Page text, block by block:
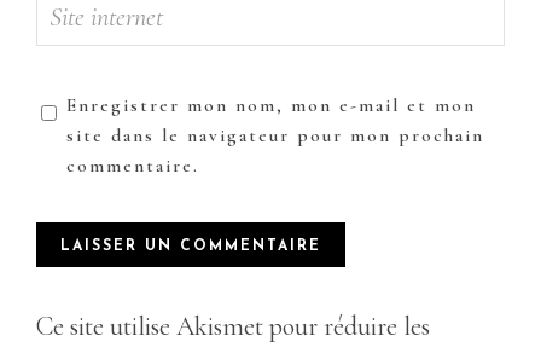
Enregistrer mon nom, mon e-mail et mon
site dans le navigateur pour mon prochain
commentaire.
Ce site utilise Akismet pour réduire les